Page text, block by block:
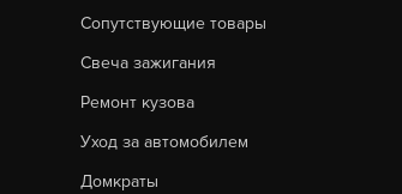
Сопутствующие товары
Свеча зажигания
Ремонт кузова
Уход за автомобилем
Домкраты